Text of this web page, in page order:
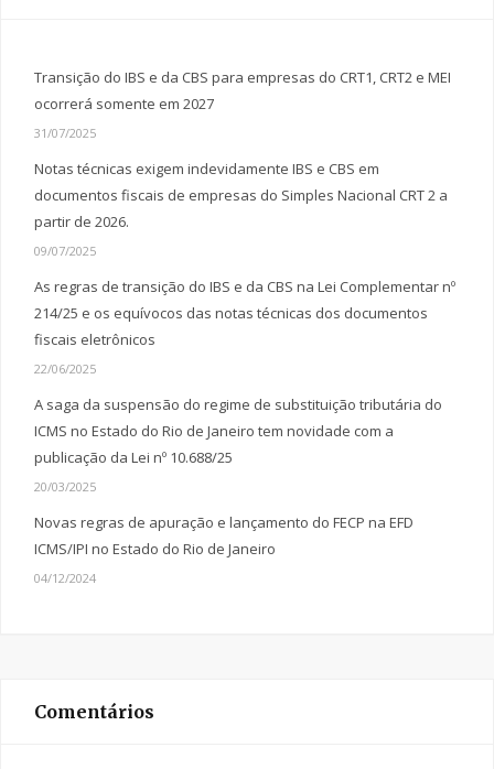
Transição do IBS e da CBS para empresas do CRT1, CRT2 e MEI
ocorrerá somente em 2027
31/07/2025
Notas técnicas exigem indevidamente IBS e CBS em
documentos fiscais de empresas do Simples Nacional CRT 2 a
partir de 2026.
09/07/2025
As regras de transição do IBS e da CBS na Lei Complementar nº
214/25 e os equívocos das notas técnicas dos documentos
fiscais eletrônicos
22/06/2025
A saga da suspensão do regime de substituição tributária do
ICMS no Estado do Rio de Janeiro tem novidade com a
publicação da Lei nº 10.688/25
20/03/2025
Novas regras de apuração e lançamento do FECP na EFD
ICMS/IPI no Estado do Rio de Janeiro
04/12/2024
Comentários